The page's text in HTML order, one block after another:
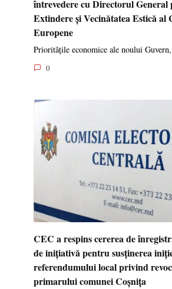
întrevedere cu Directorul General
Extindere și Vecinătatea Estică al
Europene
Prioritățile economice ale noului
0
CEC a respins cererea de
de inițiativă pentru susținerea
referendumului local privind
primarului comunei Coșnița